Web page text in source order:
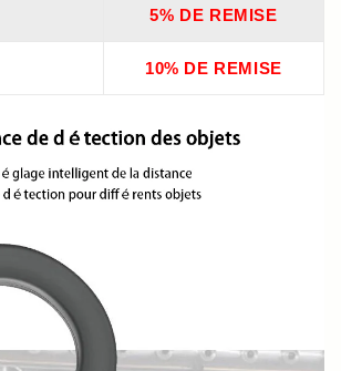
5% DE REMISE
10% DE REMISE